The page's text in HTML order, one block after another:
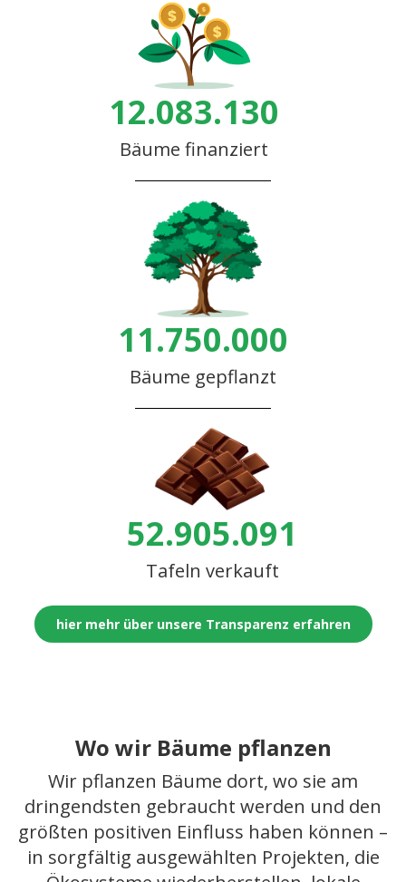
12.083.130
Bäume finanziert
11.750.000
Bäume gepflanzt
52.905.091
Tafeln verkauft
hier mehr über unsere Transparenz erfahren
Wo wir Bäume pflanzen
Wir pflanzen Bäume dort, wo sie am
dringendsten gebraucht werden und den
größten positiven Einfluss haben können –
in sorgfältig ausgewählten Projekten, die